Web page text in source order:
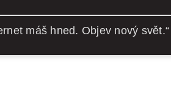
máš hned. Objev nový svět.“